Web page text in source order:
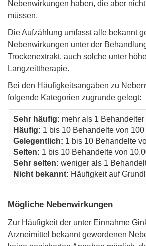
Nebenwirkungen haben, die aber
müssen.
Die Aufzählung umfasst alle bekannt
Nebenwirkungen unter der
Trockenextrakt, auch solche unter
Langzeittherapie.
Bei den Häufigkeitsangaben zu
folgende Kategorien zugrunde gelegt:
Sehr häufig: mehr als 1
Häufig: 1 bis 10 Behandelte von 100
Gelegentlich: 1 bis 10 Behandelte
Selten: 1 bis 10 Behandelte von
Sehr selten: weniger als 1
Nicht bekannt: Häufigkeit auf
Mögliche Nebenwirkungen
Zur Häufigkeit der unter Einnahme
Arzneimittel bekannt gewordenen